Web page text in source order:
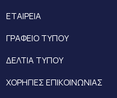
ΕΤΑΙΡΕΙΑ
ΓΡΑΦΕΙΟ ΤΥΠΟΥ
ΔΕΛΤΙΑ ΤΥΠΟΥ
ΧΟΡΗΓΙΕΣ ΕΠΙΚΟΙΝΩΝΙΑΣ